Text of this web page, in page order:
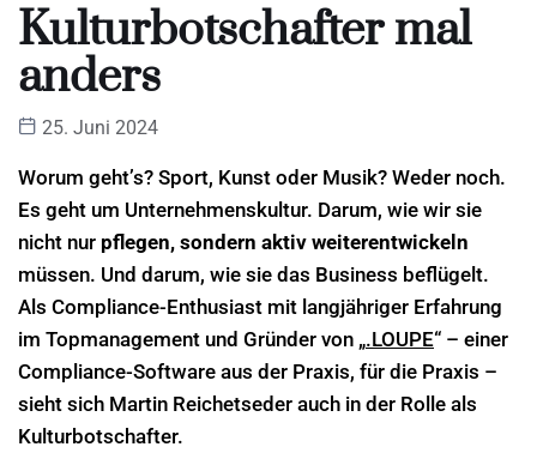
Kulturbotschafter mal
anders
25. Juni 2024
Worum geht’s? Sport, Kunst oder Musik? Weder noch.
Es geht um Unternehmenskultur. Darum, wie wir sie
nicht nur pflegen, sondern aktiv weiterentwickeln
müssen. Und darum, wie sie das Business beflügelt.
Als Compliance-Enthusiast mit langjähriger Erfahrung
im Topmanagement und Gründer von „.LOUPE“ – einer
Compliance-Software aus der Praxis, für die Praxis –
sieht sich Martin Reichetseder auch in der Rolle als
Kulturbotschafter.